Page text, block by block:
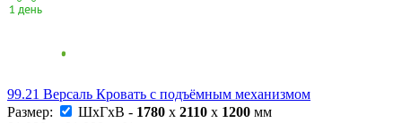
99.21 Версаль Кровать с подъёмным механизмом
Размер:
ШxГxВ - 1780 x 2110 x 1200 мм